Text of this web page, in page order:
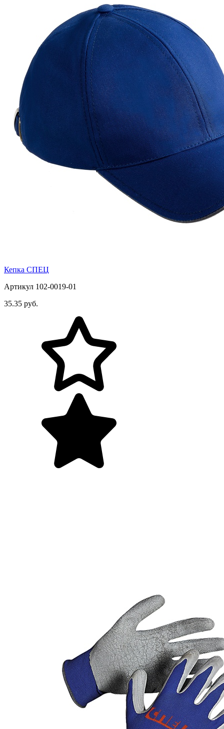
Кепка СПЕЦ
Артикул 102-0019-01
35.35 руб.